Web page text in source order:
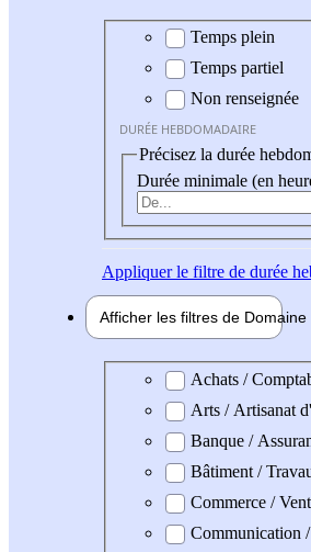
Durée hebdomadaire
Temps plein
Temps partiel
Non renseignée
DURÉE HEBDOMADAIRE
Précisez la durée
Durée minimale (en
Appliquerle filtre de durée
Afficher les filtres de Domaine
Domaine professionel
Achats /
Arts / Artisanat
Banque /
Bâtiment /
Commerce /
Communication